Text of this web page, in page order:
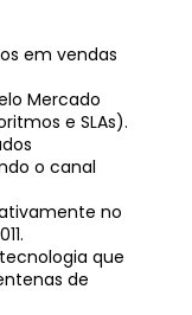
em vendas
Mercado
e SLAs).
o canal
no
que
de